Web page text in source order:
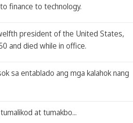
finance to technology.
president of the United States,
and died while in office.
sa entablado ang mga kalahok nang
at tumakbo...